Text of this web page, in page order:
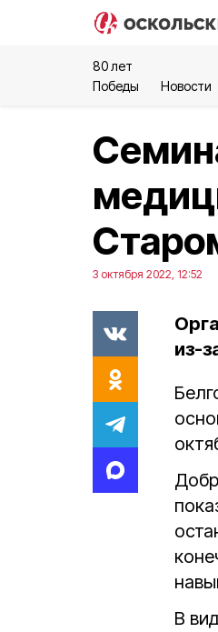
80 лет
Победы
Новости
3 октября 2022, 12:52
из-
В